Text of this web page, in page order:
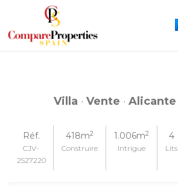
Villa · Vente · Alicante
Réf.
CJV-
2527220
418m2
Construire
1.006m2
Intrigue
4
Lits